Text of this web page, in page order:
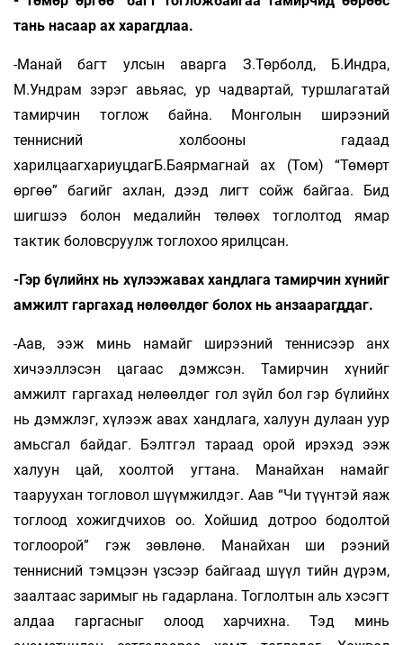
тань насаар ах харагдлаа.
-Манай багт улсын аварга З.Төрболд, Б.Индра,
М.Ундрам зэрэг авьяас, ур чадвартай, туршлагатай
тамирчин тоглож байна. Монголын ширээний
теннисний холбооны гадаад
харилцаагхариуцдагБ.Баярмагнай ах (Том) “Төмөрт
өргөө” багийг ахлан, дээд лигт сойж байгаа. Бид
шигшээ болон медалийн төлөөх тоглолтод ямар
тактик боловсруулж тоглохоо ярилцсан.
-Гэр бүлийнх нь хүлээжавах хандлага тамирчин хүнийг
амжилт гаргахад нөлөөлдөг болох нь анзаарагддаг.
-Аав, ээж минь намайг ширээний теннисээр анх
хичээллэсэн цагаас дэмжсэн. Тамирчин хүнийг
амжилт гаргахад нөлөөлдөг гол зүйл бол гэр бүлийнх
нь дэмжлэг, хүлээж авах хандлага, халуун дулаан уур
амьсгал байдаг. Бэлтгэл тараад орой ирэхэд ээж
халуун цай, хоолтой угтана. Манайхан намайг
тааруухан тогловол шүүмжилдэг. Аав “Чи түүнтэй яаж
тоглоод хожигдчихов оо. Хойшид дотроо бодолтой
тоглоорой” гэж зөвлөнө. Манайхан ши рээний
теннисний тэмцээн үзсээр байгаад шүүл тийн дүрэм,
заалтаас заримыг нь гадарлана. Тоглолтын аль хэсэгт
алдаа гаргасныг олоод харчихна. Тэд минь